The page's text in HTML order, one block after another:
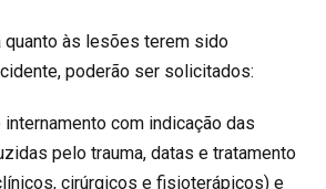
quanto às lesões terem sido
poderão ser solicitados:
com indicação das
pelo trauma, datas e tratamento
cirúrgicos e fisioterápicos) e